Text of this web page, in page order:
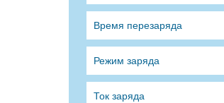
Время перезаряда
Режим заряда
Ток заряда